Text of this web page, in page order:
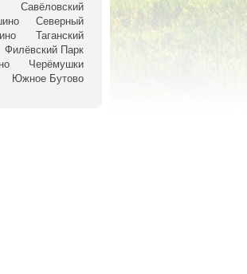
Савёловский
Северный
Таганский
Филёвский Парк
Черёмушки
Южное Бутово